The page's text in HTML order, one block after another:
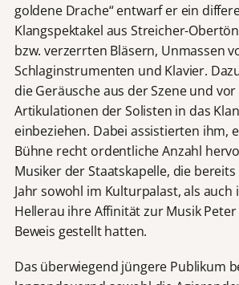
goldene Drache“ entwarf er ein
Klangspektakel aus Streicher-
bzw. verzerrten Bläsern, Unmassen
Schlaginstrumenten und Klavier.
die Geräusche aus der Szene und
Artikulationen der Solisten in das
einbeziehen. Dabei assistierten ihm,
Bühne recht ordentliche Anzahl
Musiker der Staatskapelle, die
Jahr sowohl im Kulturpalast, als auch
Hellerau ihre Affinität zur Musik
Beweis gestellt hatten.
Das überwiegend jüngere Publikum